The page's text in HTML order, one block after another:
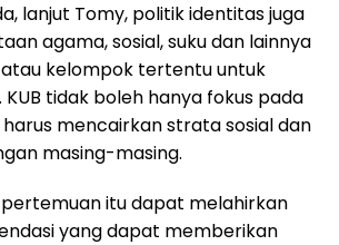
lanjut Tomy, politik identitas juga
agama, sosial, suku dan lainnya
kelompok tertentu untuk
tidak boleh hanya fokus pada
mencairkan strata sosial dan
masing-masing.
itu dapat melahirkan
yang dapat memberikan